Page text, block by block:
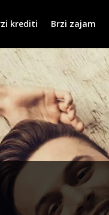
krediti Brzi zajam